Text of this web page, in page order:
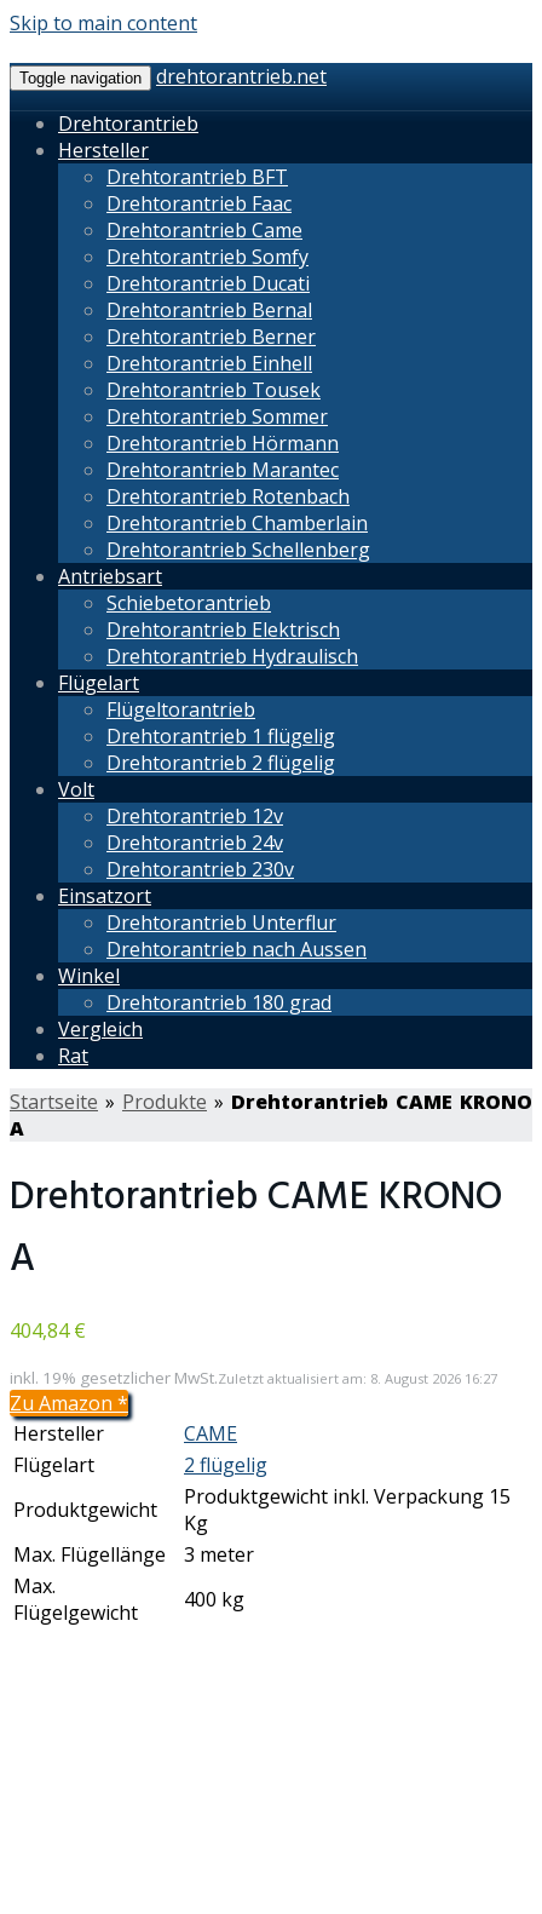
Skip to main content
Toggle navigation
drehtorantrieb.net
Drehtorantrieb
Hersteller
Drehtorantrieb BFT
Drehtorantrieb Faac
Drehtorantrieb Came
Drehtorantrieb Somfy
Drehtorantrieb Ducati
Drehtorantrieb Bernal
Drehtorantrieb Berner
Drehtorantrieb Einhell
Drehtorantrieb Tousek
Drehtorantrieb Sommer
Drehtorantrieb Hörmann
Drehtorantrieb Marantec
Drehtorantrieb Rotenbach
Drehtorantrieb Chamberlain
Drehtorantrieb Schellenberg
Antriebsart
Schiebetorantrieb
Drehtorantrieb Elektrisch
Drehtorantrieb Hydraulisch
Flügelart
Flügeltorantrieb
Drehtorantrieb 1 flügelig
Drehtorantrieb 2 flügelig
Volt
Drehtorantrieb 12v
Drehtorantrieb 24v
Drehtorantrieb 230v
Einsatzort
Drehtorantrieb Unterflur
Drehtorantrieb nach Aussen
Winkel
Drehtorantrieb 180 grad
Vergleich
Rat
Startseite » Produkte » Drehtorantrieb CAME KRONO
A
Drehtorantrieb CAME KRONO
A
404,84 €
inkl. 19% gesetzlicher MwSt.Zuletzt aktualisiert am: 8. August 2026 16:27
Zu Amazon *
Hersteller
CAME
Flügelart
2 flügelig
Produktgewicht
Produktgewicht inkl. Verpackung 15
Kg
Max. Flügellänge
3 meter
Max.
Flügelgewicht
400 kg